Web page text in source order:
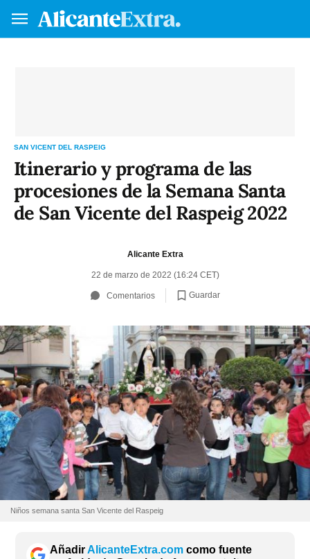
SAN VICENT DEL RASPEIG
Itinerario y programa de las
procesiones de la Semana Santa
de San Vicente del Raspeig 2022
Alicante Extra
22 de marzo de 2022 (16:24 CET)
Comentarios Guardar
Niños semana santa San Vicente del Raspeig
AñadirAlicanteExtra.com como fuente